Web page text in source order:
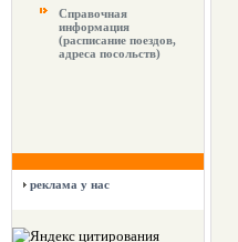
Справочная
информация
(расписание поездов,
адреса посольств)
реклама у нас